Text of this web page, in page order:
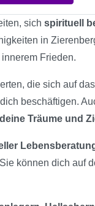
sich spirituell
in
Frieden.
die sich auf das
beschäftigen.
deine Träume und
können dich auf